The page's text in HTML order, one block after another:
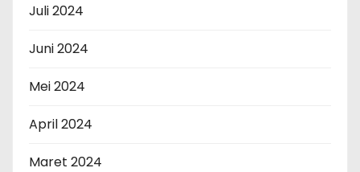
Juli 2024
Juni 2024
Mei 2024
April 2024
Maret 2024